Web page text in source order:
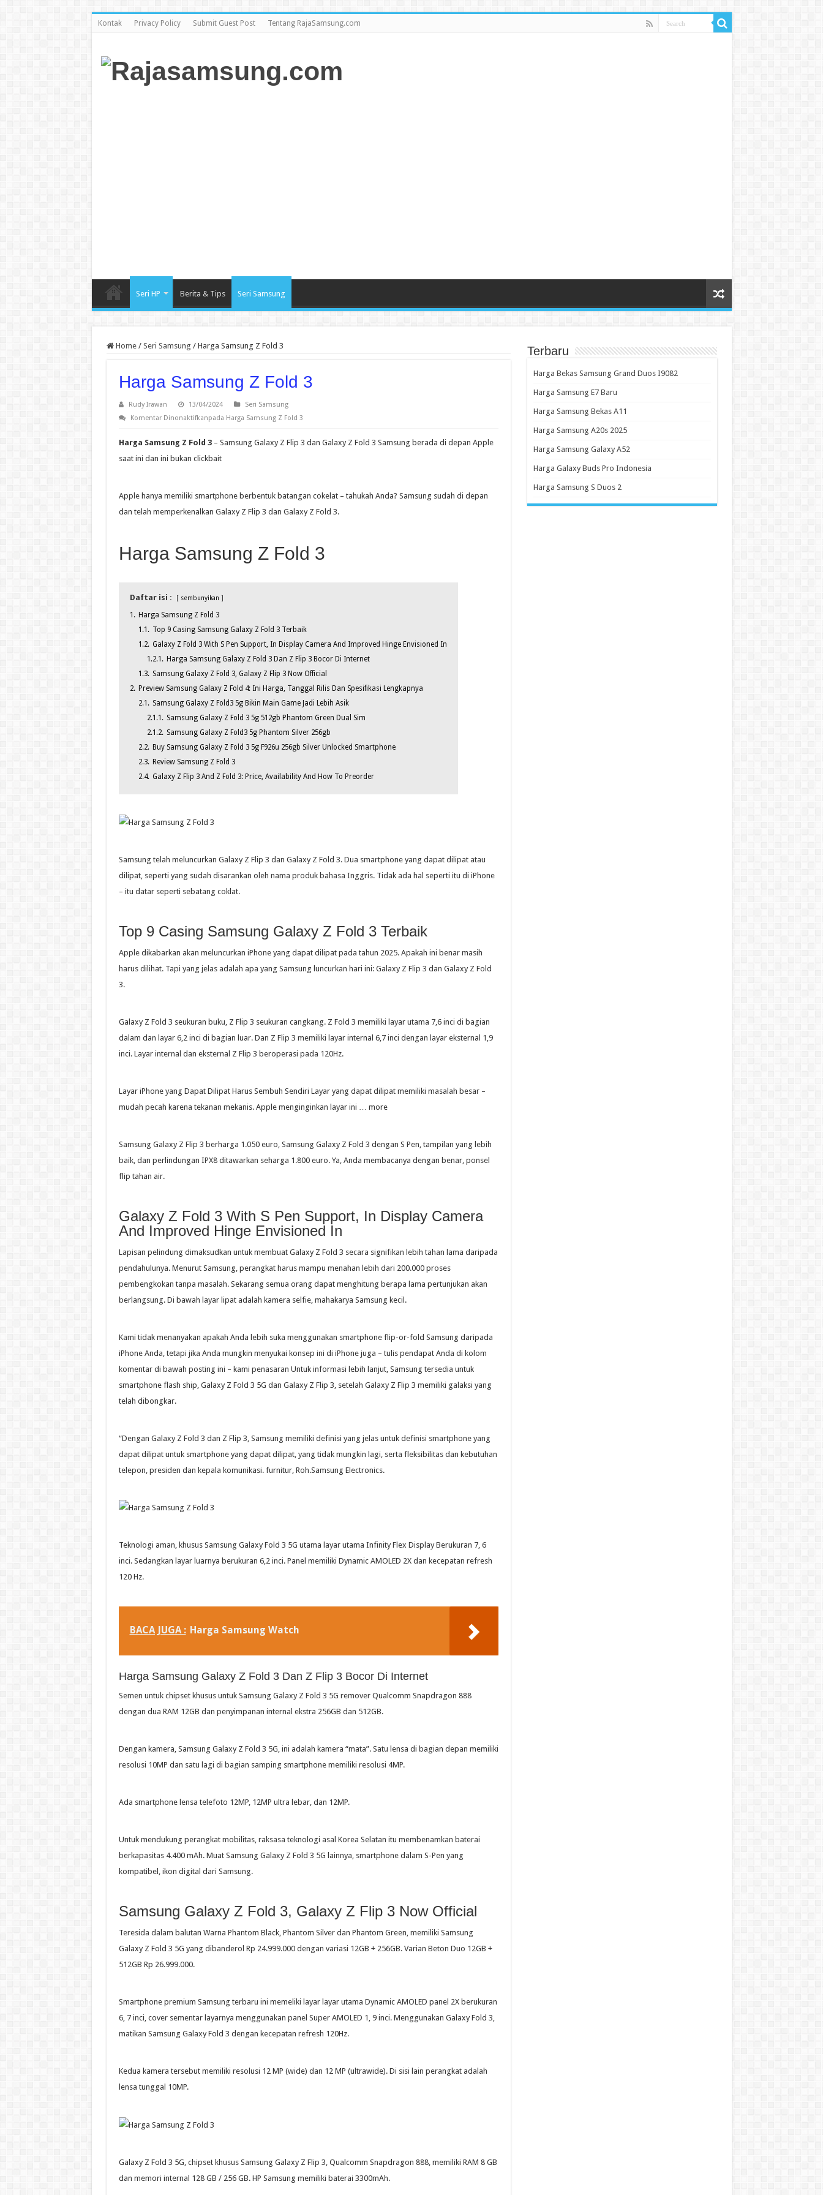
Kontak Privacy Policy Submit Guest Post Tentang RajaSamsung.com
Seri HP Berita & Tips Seri Samsung
Home / Seri Samsung / Harga Samsung Z Fold 3
Harga Samsung Z Fold 3
Rudy Irawan 13/04/2024
Seri Samsung
Komentar Dinonaktifkanpada Harga Samsung Z Fold 3
Harga Samsung Z Fold 3– Samsung Galaxy Z Flip 3 dan Galaxy Z Fold 3 Samsung berada di depan Apple
saat ini dan ini bukan clickbait
Apple hanya memiliki smartphone berbentuk batangan cokelat – tahukah Anda? Samsung sudah di depan
dan telah memperkenalkan Galaxy Z Flip 3 dan Galaxy Z Fold 3.
Harga Samsung Z Fold 3
Daftar isi : sembunyikan
1. Harga Samsung Z Fold 3
1.1. Top 9 Casing Samsung Galaxy Z Fold 3 Terbaik
1.2. Galaxy Z Fold 3 With S Pen Support, In Display Camera And Improved Hinge Envisioned In
1.2.1. Harga Samsung Galaxy Z Fold 3 Dan Z Flip 3 Bocor Di Internet
1.3. Samsung Galaxy Z Fold 3, Galaxy Z Flip 3 Now Official
2. Preview Samsung Galaxy Z Fold 4: Ini Harga, Tanggal Rilis Dan Spesifikasi Lengkapnya
2.1. Samsung Galaxy Z Fold3 5g Bikin Main Game Jadi Lebih Asik
2.1.1. Samsung Galaxy Z Fold 3 5g 512gb Phantom Green Dual Sim
2.1.2. Samsung Galaxy Z Fold3 5g Phantom Silver 256gb
2.2. Buy Samsung Galaxy Z Fold 3 5g F926u 256gb Silver Unlocked Smartphone
2.3. Review Samsung Z Fold 3
2.4. Galaxy Z Flip 3 And Z Fold 3: Price, Availability And How To Preorder
Samsung telah meluncurkan Galaxy Z Flip 3 dan Galaxy Z Fold 3. Dua smartphone yang dapat dilipat atau
dilipat, seperti yang sudah disarankan oleh nama produk bahasa Inggris. Tidak ada hal seperti itu di iPhone
– itu datar seperti sebatang coklat.
Top 9 Casing Samsung Galaxy Z Fold 3 Terbaik
Apple dikabarkan akan meluncurkan iPhone yang dapat dilipat pada tahun 2025. Apakah ini benar masih
harus dilihat. Tapi yang jelas adalah apa yang Samsung luncurkan hari ini: Galaxy Z Flip 3 dan Galaxy Z Fold
3.
Galaxy Z Fold 3 seukuran buku, Z Flip 3 seukuran cangkang. Z Fold 3 memiliki layar utama 7,6 inci di bagian
dalam dan layar 6,2 inci di bagian luar. Dan Z Flip 3 memiliki layar internal 6,7 inci dengan layar eksternal 1,9
inci. Layar internal dan eksternal Z Flip 3 beroperasi pada 120Hz.
Layar iPhone yang Dapat Dilipat Harus Sembuh Sendiri Layar yang dapat dilipat memiliki masalah besar –
mudah pecah karena tekanan mekanis. Apple menginginkan layar ini … more
Samsung Galaxy Z Flip 3 berharga 1.050 euro, Samsung Galaxy Z Fold 3 dengan S Pen, tampilan yang lebih
baik, dan perlindungan IPX8 ditawarkan seharga 1.800 euro. Ya, Anda membacanya dengan benar, ponsel
flip tahan air.
Galaxy Z Fold 3 With S Pen Support, In Display Camera
And Improved Hinge Envisioned In
Lapisan pelindung dimaksudkan untuk membuat Galaxy Z Fold 3 secara signifikan lebih tahan lama daripada
pendahulunya. Menurut Samsung, perangkat harus mampu menahan lebih dari 200.000 proses
pembengkokan tanpa masalah. Sekarang semua orang dapat menghitung berapa lama pertunjukan akan
berlangsung. Di bawah layar lipat adalah kamera selfie, mahakarya Samsung kecil.
Kami tidak menanyakan apakah Anda lebih suka menggunakan smartphone flip-or-fold Samsung daripada
iPhone Anda, tetapi jika Anda mungkin menyukai konsep ini di iPhone juga – tulis pendapat Anda di kolom
komentar di bawah posting ini – kami penasaran Untuk informasi lebih lanjut, Samsung tersedia untuk
smartphone flash ship, Galaxy Z Fold 3 5G dan Galaxy Z Flip 3, setelah Galaxy Z Flip 3 memiliki galaksi yang
telah dibongkar.
“Dengan Galaxy Z Fold 3 dan Z Flip 3, Samsung memiliki definisi yang jelas untuk definisi smartphone yang
dapat dilipat untuk smartphone yang dapat dilipat, yang tidak mungkin lagi, serta fleksibilitas dan kebutuhan
telepon, presiden dan kepala komunikasi. furnitur, Roh.Samsung Electronics.
Teknologi aman, khusus Samsung Galaxy Fold 3 5G utama layar utama Infinity Flex Display Berukuran 7, 6
inci. Sedangkan layar luarnya berukuran 6,2 inci. Panel memiliki Dynamic AMOLED 2X dan kecepatan refresh
120 Hz.
BACA JUGA : Harga Samsung Watch
Harga Samsung Galaxy Z Fold 3 Dan Z Flip 3 Bocor Di Internet
Semen untuk chipset khusus untuk Samsung Galaxy Z Fold 3 5G remover Qualcomm Snapdragon 888
dengan dua RAM 12GB dan penyimpanan internal ekstra 256GB dan 512GB.
Dengan kamera, Samsung Galaxy Z Fold 3 5G, ini adalah kamera “mata”. Satu lensa di bagian depan memiliki
resolusi 10MP dan satu lagi di bagian samping smartphone memiliki resolusi 4MP.
Ada smartphone lensa telefoto 12MP, 12MP ultra lebar, dan 12MP.
Untuk mendukung perangkat mobilitas, raksasa teknologi asal Korea Selatan itu membenamkan baterai
berkapasitas 4.400 mAh. Muat Samsung Galaxy Z Fold 3 5G lainnya, smartphone dalam S-Pen yang
kompatibel, ikon digital dari Samsung.
Samsung Galaxy Z Fold 3, Galaxy Z Flip 3 Now Official
Teresida dalam balutan Warna Phantom Black, Phantom Silver dan Phantom Green, memiliki Samsung
Galaxy Z Fold 3 5G yang dibanderol Rp 24.999.000 dengan variasi 12GB + 256GB. Varian Beton Duo 12GB +
512GB Rp 26.999.000.
Smartphone premium Samsung terbaru ini memeliki layar layar utama Dynamic AMOLED panel 2X berukuran
6, 7 inci, cover sementar layarnya menggunakan panel Super AMOLED 1, 9 inci. Menggunakan Galaxy Fold 3,
matikan Samsung Galaxy Fold 3 dengan kecepatan refresh 120Hz.
Kedua kamera tersebut memiliki resolusi 12 MP (wide) dan 12 MP (ultrawide). Di sisi lain perangkat adalah
lensa tunggal 10MP.
Galaxy Z Fold 3 5G, chipset khusus Samsung Galaxy Z Flip 3, Qualcomm Snapdragon 888, memiliki RAM 8 GB
dan memori internal 128 GB / 256 GB. HP Samsung memiliki baterai 3300mAh.
Terbaru
Harga Bekas Samsung Grand Duos I9082
Harga Samsung E7 Baru
Harga Samsung Bekas A11
Harga Samsung A20s 2025
Harga Samsung Galaxy A52
Harga Galaxy Buds Pro Indonesia
Harga Samsung S Duos 2